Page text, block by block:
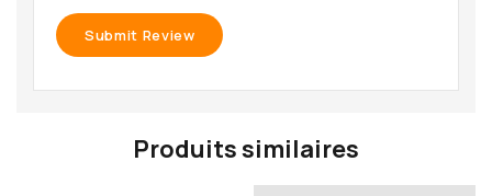
Produits similaires